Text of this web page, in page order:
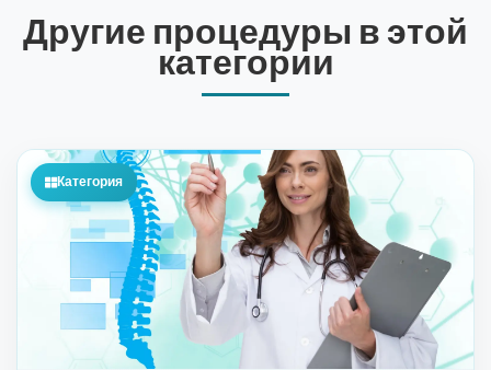
Другие процедуры в этой
категории
Категория